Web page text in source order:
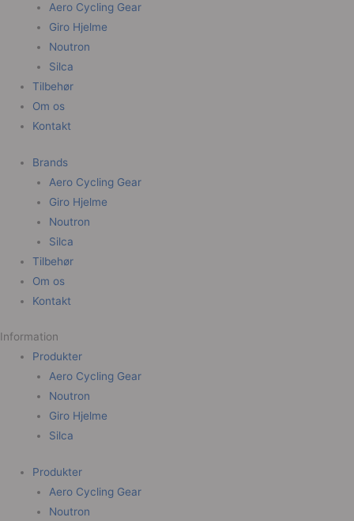
Aero Cycling Gear
Giro Hjelme
Noutron
Silca
Tilbehør
Om os
Kontakt
Brands
Aero Cycling Gear
Giro Hjelme
Noutron
Silca
Tilbehør
Om os
Kontakt
Information
Produkter
Aero Cycling Gear
Noutron
Giro Hjelme
Silca
Produkter
Aero Cycling Gear
Noutron